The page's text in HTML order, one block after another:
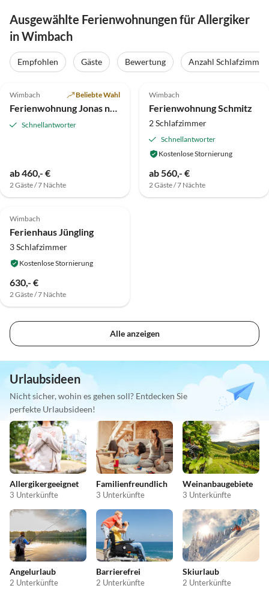
Ausgewählte Ferienwohnungen für Allergiker
in Wimbach
Empfohlen Gäste Bewertung
Anzahl Schlafzimmer
Wimbach Beliebte Wahl
Ferienwohnung Jonas nahe dem Nürburgring
Schnellantworter
ab 460,- €
2 Gäste / 7 Nächte
Wimbach
Ferienwohnung Schmitz
2 Schlafzimmer
Schnellantworter
Kostenlose Stornierung
ab 560,- €
2 Gäste / 7 Nächte
Wimbach
Ferienhaus Jüngling
3 Schlafzimmer
Kostenlose Stornierung
630,- €
2 Gäste / 7 Nächte
Alle anzeigen
Urlaubsideen
Nicht sicher, wohin es gehen soll? Entdecken Sie
perfekte Urlaubsideen!
Allergikergeeignet
3 Unterkünfte
Familienfreundlich
3 Unterkünfte
Weinanbaugebiete
3 Unterkünfte
Angelurlaub
2 Unterkünfte
Barrierefrei
2 Unterkünfte
Skiurlaub
2 Unterkünfte